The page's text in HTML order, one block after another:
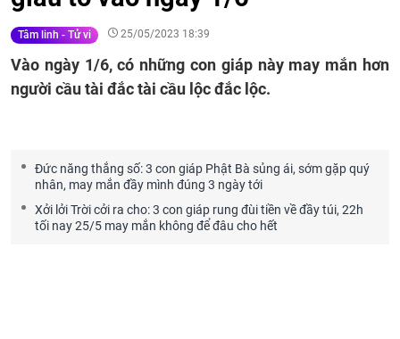
Tâm linh - Tử vi 25/05/2023 18:39
Vào ngày 1/6, có những con giáp này may mắn hơn
người cầu tài đắc tài cầu lộc đắc lộc.
Đức năng thắng số: 3 con giáp Phật Bà sủng ái, sớm gặp quý
nhân, may mắn đầy mình đúng 3 ngày tới
Xởi lởi Trời cởi ra cho: 3 con giáp rung đùi tiền về đầy túi, 22h
tối nay 25/5 may mắn không để đâu cho hết